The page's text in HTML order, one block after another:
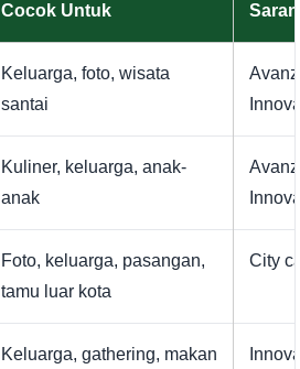
Cocok Untuk
Keluarga, foto, wisata
santai
Kuliner, keluarga, anak-
anak
Foto, keluarga, pasangan,
tamu luar kota
City
Keluarga, gathering, makan